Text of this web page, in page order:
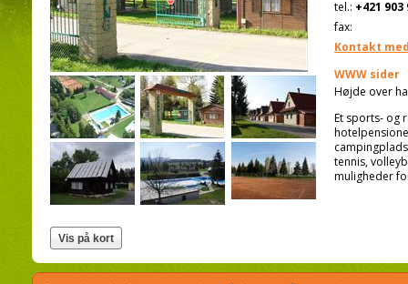
tel.: +421 903
fax:
Kontakt
WWW sider
Højde over
Et sports- og
tennis,
muligheder